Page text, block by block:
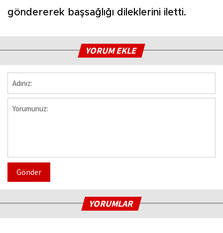
göndererek başsağlığı dileklerini iletti.
YORUM EKLE
Gönder
YORUMLAR